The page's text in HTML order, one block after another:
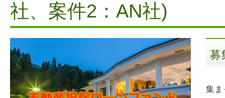
社、案件2：AN社)
募
集ま